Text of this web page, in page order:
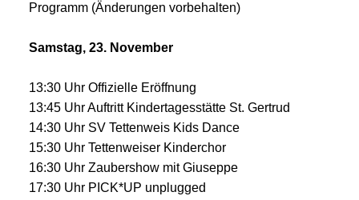
Programm (Änderungen vorbehalten)
Samstag, 23. November
13:30 Uhr Offizielle Eröffnung
13:45 Uhr Auftritt Kindertagesstätte St. Gertrud
14:30 Uhr SV Tettenweis Kids Dance
15:30 Uhr Tettenweiser Kinderchor
16:30 Uhr Zaubershow mit Giuseppe
17:30 Uhr PICK*UP unplugged